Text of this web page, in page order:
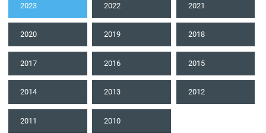
2023 2022 2021
2020 2019 2018
2017 2016 2015
2014 2013 2012
2011 2010